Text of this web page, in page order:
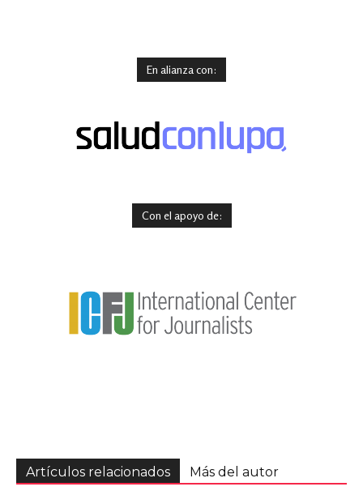
En alianza con:
Con el apoyo de:
Artículos relacionados Más del autor